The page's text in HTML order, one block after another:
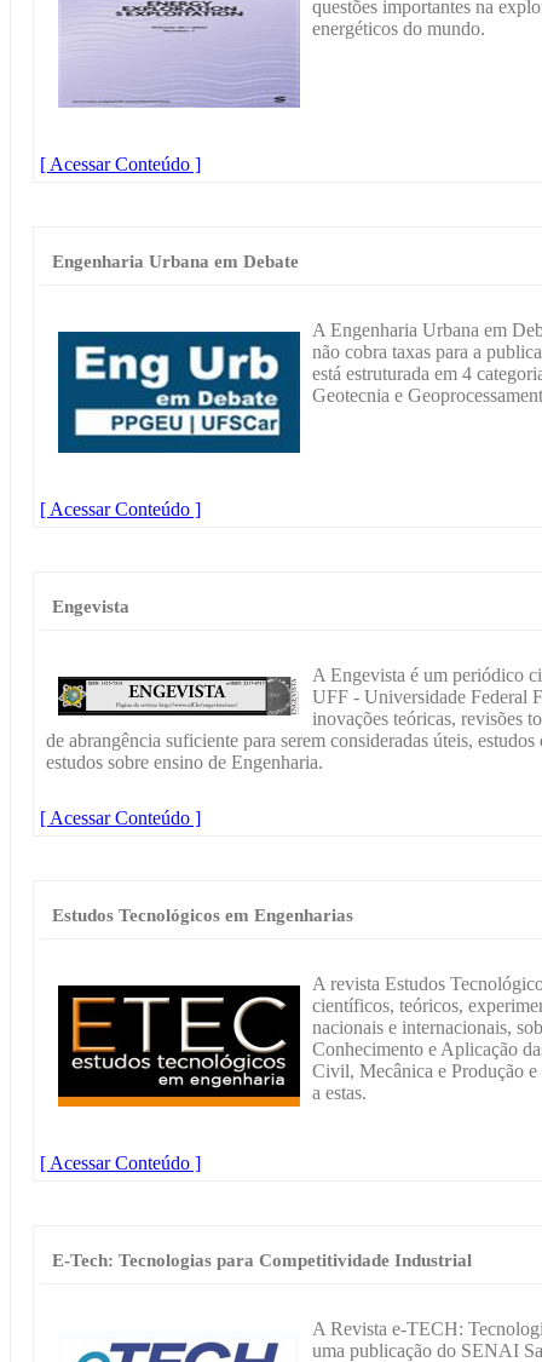
questões importantes na
energéticos do mundo.
[ Acessar Conteúdo ]
Engenharia Urbana em Debate
A Engenharia Urbana em
não cobra taxas para a
está estruturada em 4
Geotecnia e
[ Acessar Conteúdo ]
Engevista
A Engevista é um periódico
UFF - Universidade Federal
inovações teóricas, revisões
de abrangência suficiente para serem consideradas úteis,
estudos sobre ensino de Engenharia.
[ Acessar Conteúdo ]
Estudos Tecnológicos em Engenharias
A revista Estudos
científicos, teóricos,
nacionais e internacionais,
Conhecimento e Aplicação
Civil, Mecânica e Produção e
a estas.
[ Acessar Conteúdo ]
E-Tech: Tecnologias para Competitividade Industrial
A Revista e-TECH:
uma publicação do SENAI